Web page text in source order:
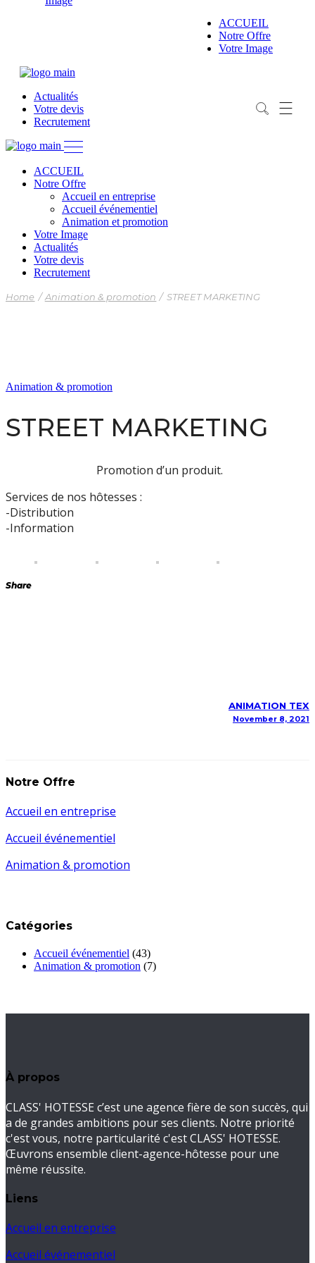
ACCUEIL
Notre Offre
Votre Image
Actualités
Votre devis
Recrutement
Accueil en entreprise
ACCUEIL
Notre Offre
Accueil en entreprise
Accueil événementiel
Animation et promotion
Votre Image
Actualités
Votre devis
Recrutement
Home Animation & promotion STREET MARKETING
Animation & promotion
STREET MARKETING
Promotion d’un produit.
Services de nos hôtesses :
-Distribution
-Information
Share
ANIMATION TEX
November 8, 2021
Notre Offre
Accueil en entreprise
Accueil événementiel
Animation & promotion
Catégories
Accueil événementiel (43)
Animation & promotion (7)
À propos
CLASS' HOTESSE c’est une agence fière de son succès, qui
a de grandes ambitions pour ses clients. Notre priorité
c'est vous, notre particularité c'est CLASS' HOTESSE.
Œuvrons ensemble client-agence-hôtesse pour une
même réussite.
Liens
Accueil en entreprise
Accueil événementiel